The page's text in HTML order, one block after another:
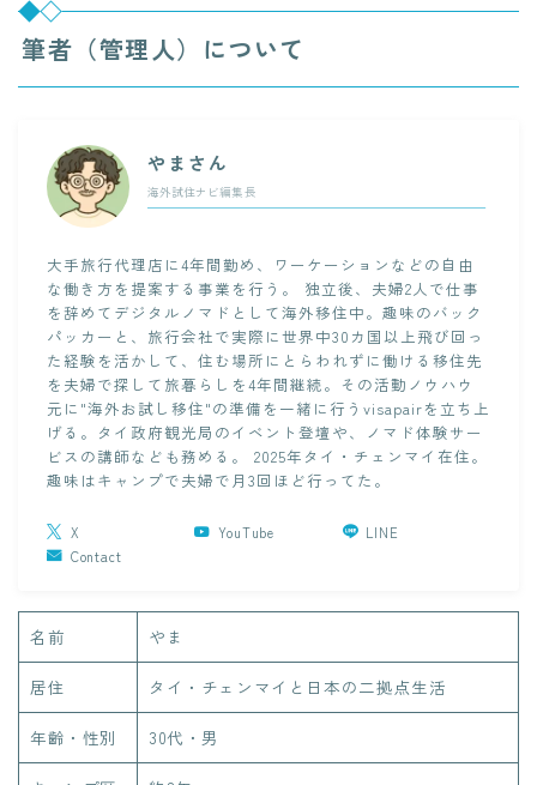
筆者（管理人）について
やまさん
海外試住ナビ編集長
大手旅行代理店に4年間勤め、ワーケーションなどの自由
な働き方を提案する事業を行う。 独立後、夫婦2人で仕事
を辞めてデジタルノマドとして海外移住中。趣味のバック
パッカーと、旅行会社で実際に世界中30カ国以上飛び回っ
た経験を活かして、住む場所にとらわれずに働ける移住先
を夫婦で探して旅暮らしを4年間継続。その活動ノウハウ
元に"海外お試し移住"の準備を一緒に行うvisapairを立ち上
げる。タイ政府観光局のイベント登壇や、ノマド体験サー
ビスの講師なども務める。 2025年タイ・チェンマイ在住。
趣味はキャンプで夫婦で月3回ほど行ってた。
X YouTube
LINE
Contact
名前 やま
居住 タイ・チェンマイと日本の二拠点生活
年齢・性別 30代・男